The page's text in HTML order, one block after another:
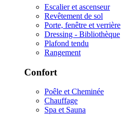
Escalier et ascenseur
Revêtement de sol
Porte, fenêtre et verrière
Dressing - Bibliothèque
Plafond tendu
Rangement
Confort
Poêle et Cheminée
Chauffage
Spa et Sauna